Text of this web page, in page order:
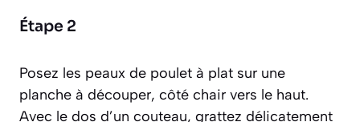
Étape 2
Posez les peaux de poulet à plat sur une
planche à découper, côté chair vers le haut.
Avec le dos d’un couteau, grattez délicatement